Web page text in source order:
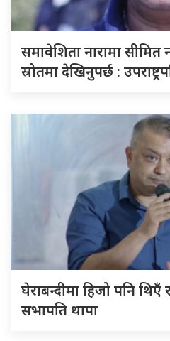
समावेशिता नारामा सीमित
स्रोतमा देखिनुपर्छ :
घेराबन्दीमा हिजो पनि
सभापति थापा